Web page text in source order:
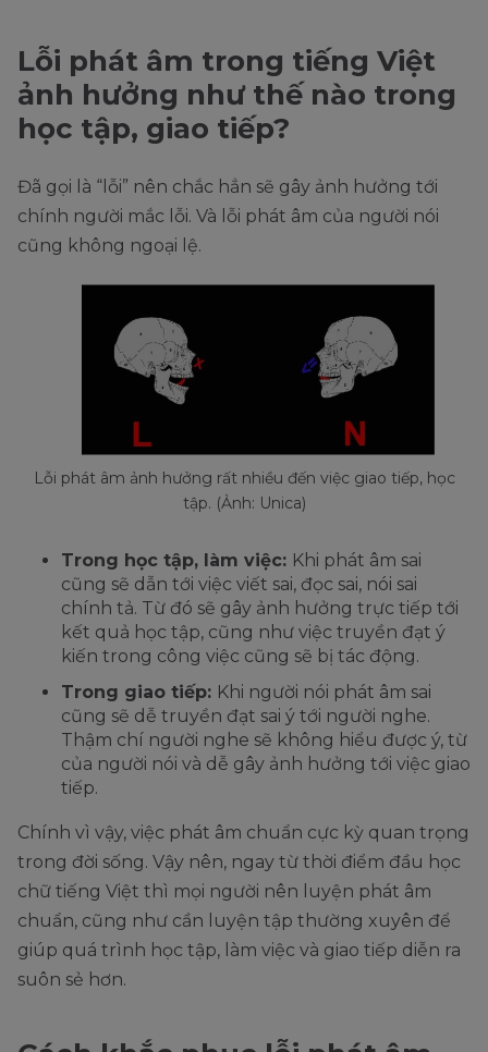
Lỗi phát âm trong tiếng Việt
ảnh hưởng như thế nào trong
học tập, giao tiếp?
Đã gọi là “lỗi” nên chắc hẳn sẽ gây ảnh hưởng tới
chính người mắc lỗi. Và lỗi phát âm của người nói
cũng không ngoại lệ.
Lỗi phát âm ảnh hưởng rất nhiều đến việc giao tiếp, học
tập. (Ảnh: Unica)
Trong học tập, làm việc: Khi phát âm sai
cũng sẽ dẫn tới việc viết sai, đọc sai, nói sai
chính tả. Từ đó sẽ gây ảnh hưởng trực tiếp tới
kết quả học tập, cũng như việc truyền đạt ý
kiến trong công việc cũng sẽ bị tác động.
Trong giao tiếp: Khi người nói phát âm sai
cũng sẽ dễ truyền đạt sai ý tới người nghe.
Thậm chí người nghe sẽ không hiểu được ý, từ
của người nói và dễ gây ảnh hưởng tới việc giao
tiếp.
Chính vì vậy, việc phát âm chuẩn cực kỳ quan trọng
trong đời sống. Vậy nên, ngay từ thời điểm đầu học
chữ tiếng Việt thì mọi người nên luyện phát âm
chuẩn, cũng như cần luyện tập thường xuyên để
giúp quá trình học tập, làm việc và giao tiếp diễn ra
suôn sẻ hơn.